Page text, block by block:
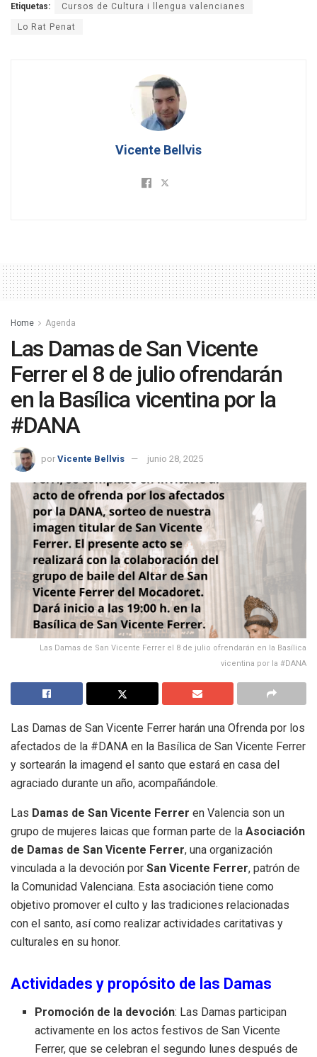
Etiquetas: Cursos de Cultura i llengua valencianes
Lo Rat Penat
Vicente Bellvis
Home Agenda
Las Damas de San Vicente
Ferrer el 8 de julio ofrendarán
en la Basílica vicentina por la
#DANA
por Vicente Bellvis junio 28, 2025
Las Damas de San Vicente Ferrer el 8 de julio ofrendarán en la Basílica
vicentina por la #DANA
Las Damas de San Vicente Ferrer harán una Ofrenda por los
afectados de la #DANA en la Basílica de San Vicente Ferrer
y sortearán la imagend el santo que estará en casa del
agraciado durante un año, acompañándole.
Las Damas de San Vicente Ferrer en Valencia son un
grupo de mujeres laicas que forman parte de la Asociación
de Damas de San Vicente Ferrer, una organización
vinculada a la devoción por San Vicente Ferrer, patrón de
la Comunidad Valenciana. Esta asociación tiene como
objetivo promover el culto y las tradiciones relacionadas
con el santo, así como realizar actividades caritativas y
culturales en su honor.
Actividades y propósito de las Damas
Promoción de la devoción: Las Damas participan
activamente en los actos festivos de San Vicente
Ferrer, que se celebran el segundo lunes después de